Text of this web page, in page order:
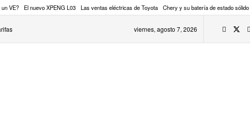
VE? El nuevo XPENG L03 Las ventas eléctricas de Toyota Chery y su batería de estado sólido
viernes, agosto 7, 2026